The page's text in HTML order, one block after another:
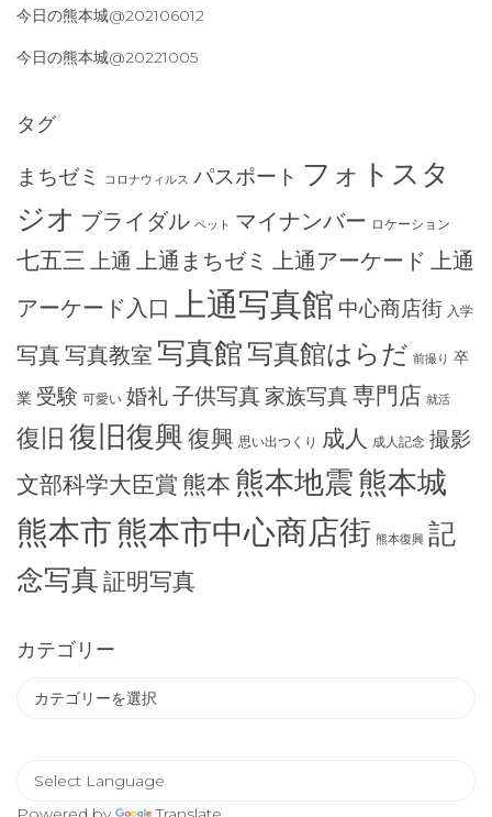
今日の熊本城@202106012
今日の熊本城@20221005
タグ
まちゼミ コロナウィルス パスポート フォトスタ
ジオ ブライダル ペット マイナンバー ロケーション
七五三 上通 上通まちゼミ 上通アーケード
上通
アーケード入口
上通写真館 中心商店街 入学
写真写真教室 写真館 写真館はらだ 前撮り 卒
業 受験 可愛い 婚礼子供写真 家族写真専門店 就活
復旧 復旧復興 復興 思い出つくり 成人 成人記念 撮影
文部科学大臣賞 熊本 熊本地震熊本城
熊本市熊本市中心商店街 熊本復興 記
念写真証明写真
カテゴリー